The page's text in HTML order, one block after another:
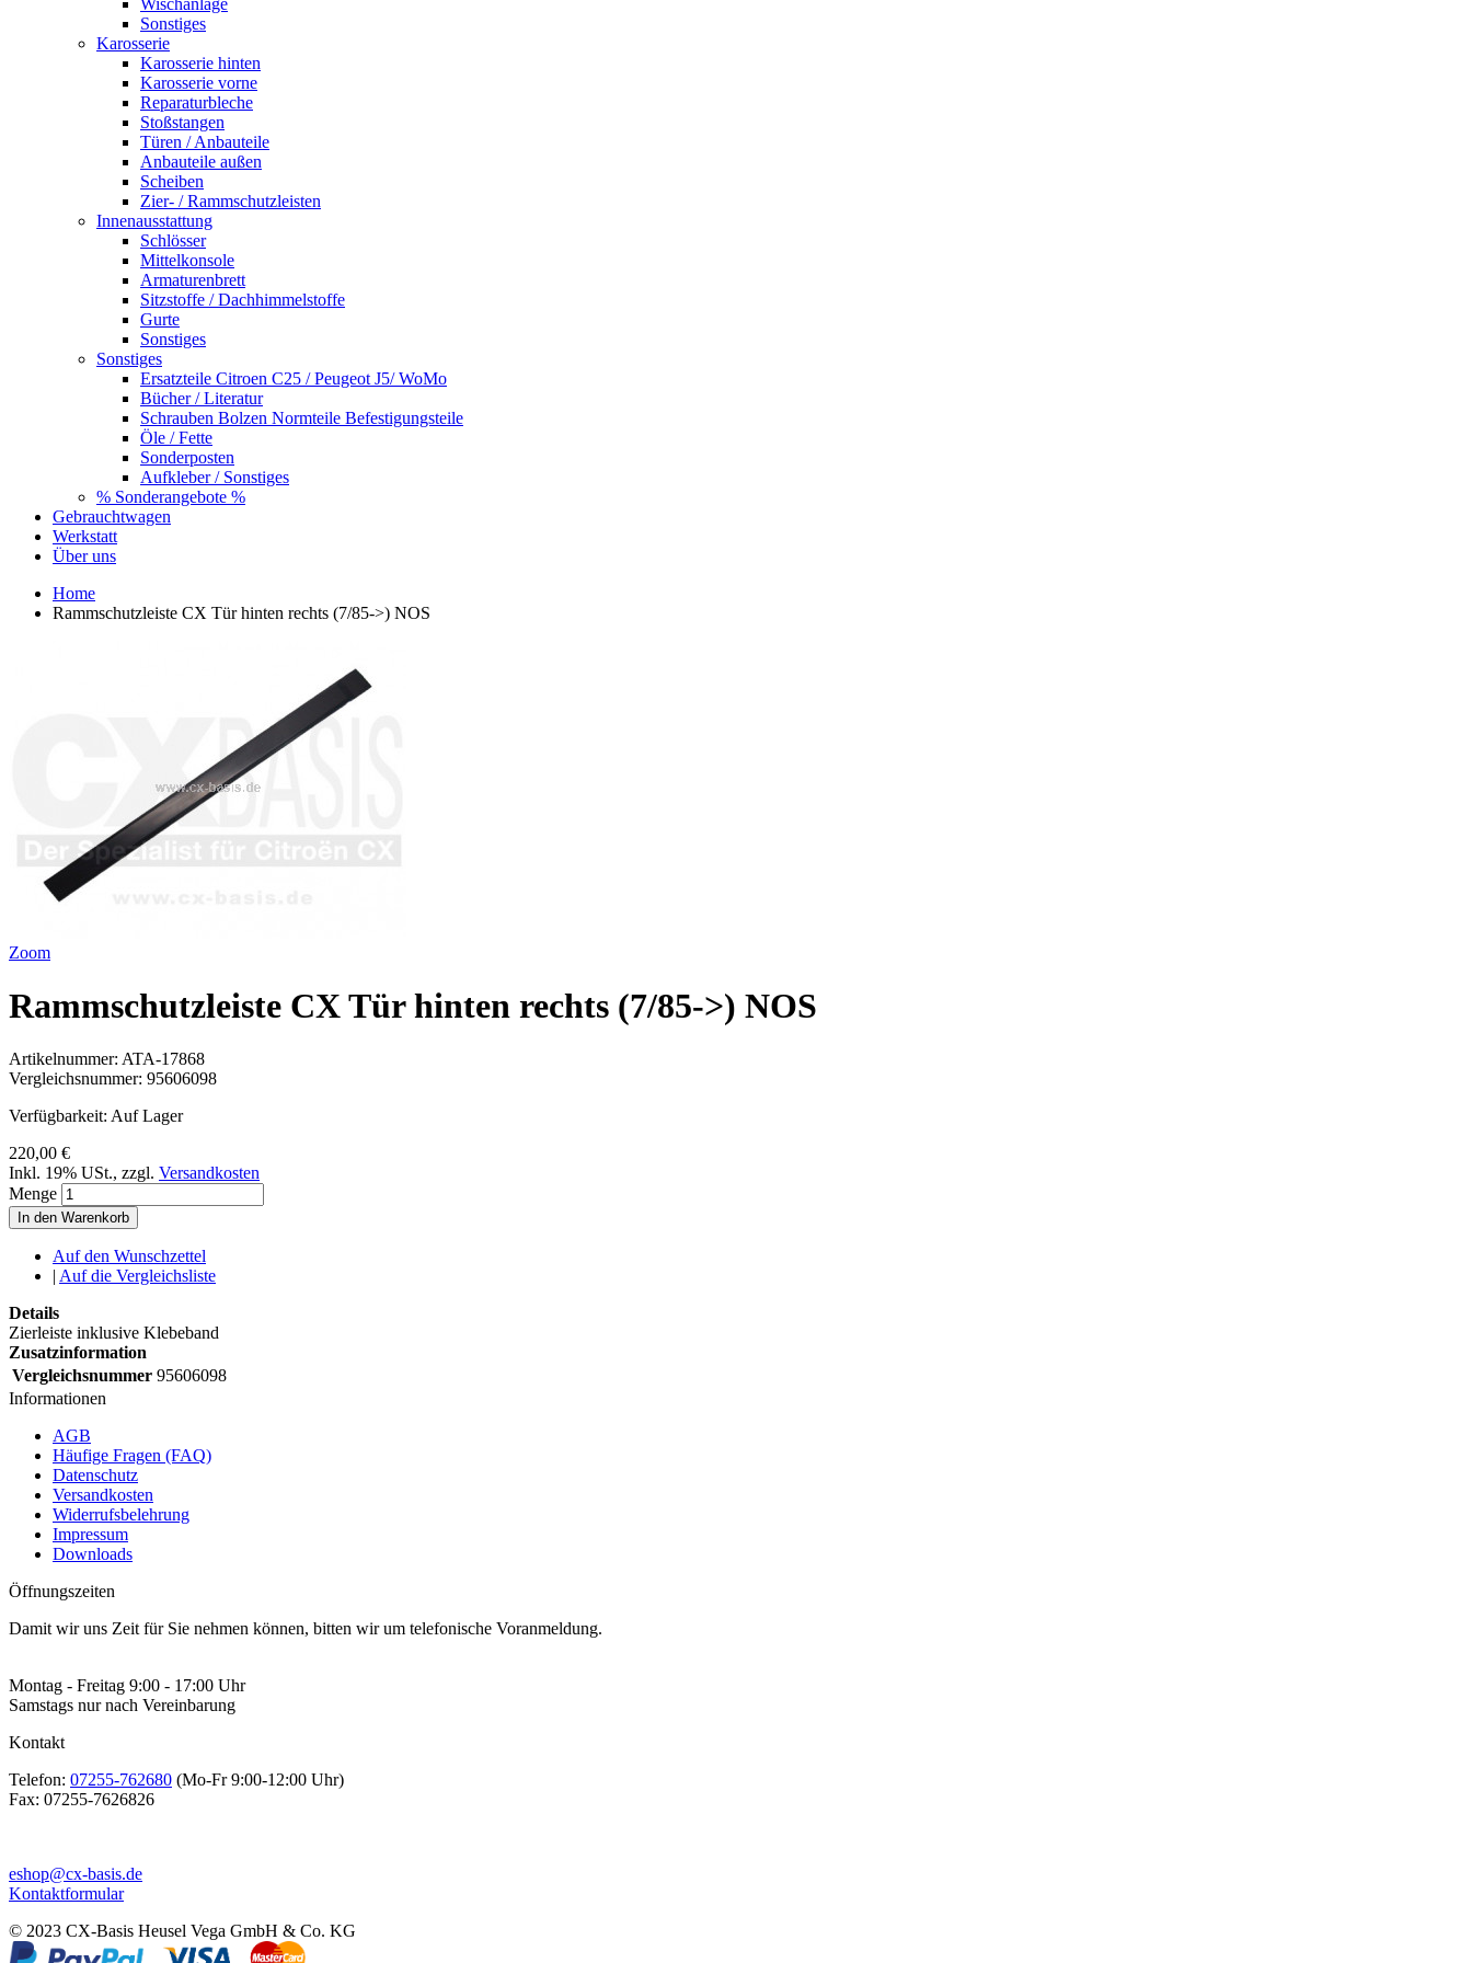
Sonstiges
Karosserie
Karosserie hinten
Karosserie vorne
Reparaturbleche
Stoßstangen
Türen / Anbauteile
Anbauteile außen
Scheiben
Zier- / Rammschutzleisten
Innenausstattung
Schlösser
Mittelkonsole
Armaturenbrett
Sitzstoffe / Dachhimmelstoffe
Gurte
Sonstiges
Sonstiges
Ersatzteile Citroen C25 / Peugeot J5/ WoMo
Bücher / Literatur
Schrauben Bolzen Normteile Befestigungsteile
Öle / Fette
Sonderposten
Aufkleber / Sonstiges
% Sonderangebote %
Gebrauchtwagen
Werkstatt
Über uns
Home
Rammschutzleiste CX Tür hinten rechts (7/85->) NOS
Zoom
Rammschutzleiste CX Tür hinten rechts (7/85->) NOS
Artikelnummer: ATA-17868
Vergleichsnummer: 95606098
Verfügbarkeit: Auf Lager
220,00 €
Inkl. 19% USt., zzgl. Versandkosten
Menge
In den Warenkorb
Auf den Wunschzettel
| Auf die Vergleichsliste
Details
Zierleiste inklusive Klebeband
Zusatzinformation
Vergleichsnummer 95606098
Informationen
AGB
Häufige Fragen (FAQ)
Datenschutz
Versandkosten
Widerrufsbelehrung
Impressum
Downloads
Öffnungszeiten
Damit wir uns Zeit für Sie nehmen können, bitten wir um telefonische Voranmeldung.
Montag - Freitag 9:00 - 17:00 Uhr
Samstags nur nach Vereinbarung
Kontakt
Telefon: 07255-762680 (Mo-Fr 9:00-12:00 Uhr)
Fax: 07255-7626826
eshop@cx-basis.de
Kontaktformular
© 2023 CX-Basis Heusel Vega GmbH & Co. KG